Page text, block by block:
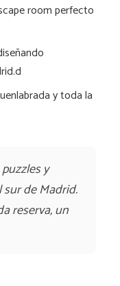
room perfecto
y toda la
y
de Madrid.
reserva, un